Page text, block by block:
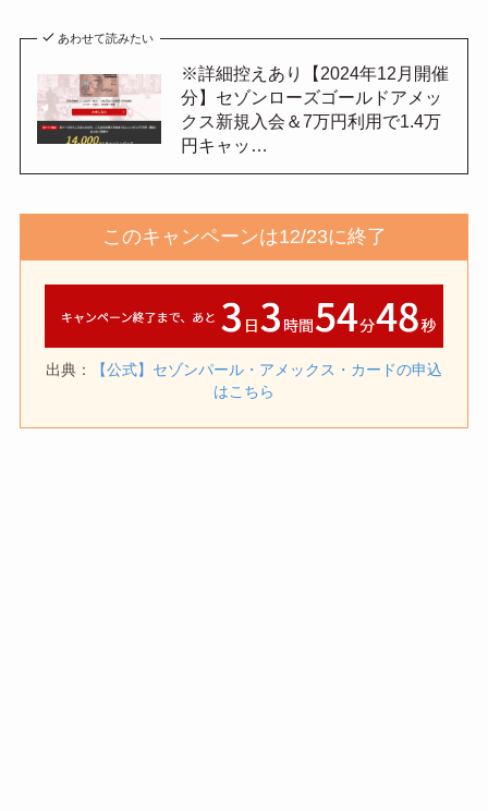
あわせて読みたい
※詳細控えあり【2024年12月開催
分】セゾンローズゴールドアメッ
クス新規入会＆7万円利用で1.4万
円キャッ…
このキャンペーンは12/23に終了
出典：
【公式】セゾンパール・アメックス・カードの申込
はこちら